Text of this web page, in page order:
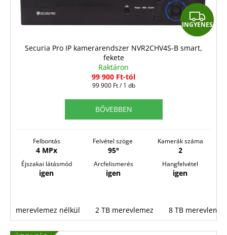
I
N
INGYENES
Securia Pro IP kamerarendszer NVR2CHV4S-B smart,
fekete
Raktáron
99 900 Ft-tól
Egységár:
99 900 Ft / 1 db
BŐVEBBEN
Felbontás
4 MPx
Felvétel szöge
95°
Kamerák száma
2
Éjszakai látásmód
igen
Arcfelismerés
igen
Hangfelvétel
igen
merevlemez nélkül 2 TB merevlemez 8 TB merevlemez